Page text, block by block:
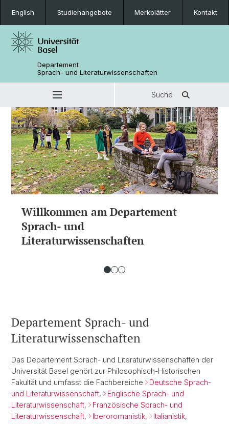
English Studienangebote Merkblätter Kontakt
Departement
Sprach- und Literaturwissenschaften
Suche
Willkommen am Departement
Sprach- und
Literaturwissenschaften
Departement Sprach- und
Literaturwissenschaften
Das Departement Sprach- und Literaturwissenschaften der
Universität Basel gehört zur Philosophisch-Historischen
Fakultät und umfasst die Fachbereiche
Deutsche Sprach-
und Literaturwissenschaft,
Englische Sprach- und
Literaturwissenschaft,
Französische Sprach- und
Literaturwissenschaft, Iberoromanistik, Italianistik,